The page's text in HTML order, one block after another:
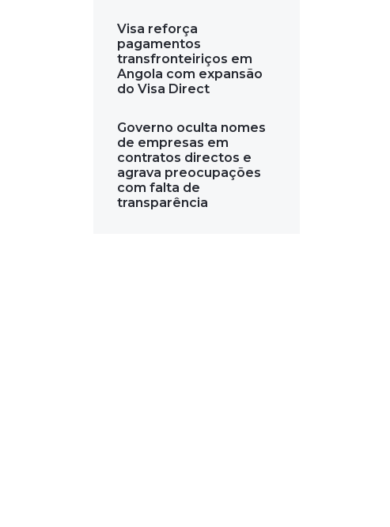
Visa reforça
pagamentos
transfronteiriços em
Angola com expansão
do Visa Direct
Governo oculta nomes
de empresas em
contratos directos e
agrava preocupações
com falta de
transparência